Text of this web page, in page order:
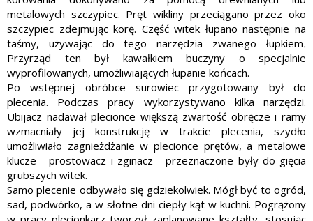
metalowych szczypiec. Pręt wikliny przeciągano przez oko
szczypiec zdejmując korę. Część witek łupano następnie na
taśmy, używając do tego narzędzia zwanego łupkiem.
Przyrząd ten był kawałkiem buczyny o specjalnie
wyprofilowanych, umożli­wiających łupanie końcach.
Po wstępnej obróbce surowiec przygoto­wany był do
plecenia. Podczas pracy wykorzy­stywano kilka narzędzi.
Ubijacz nadawał ple­cionce większą zwartość obręcze i ramy
wzmacniały jej konstrukcję w trakcie plecenia, szydło
umożliwiało zagnieżdżanie w plecionce prętów, a metalowe
klucze - prostowacz i zginacz - przeznaczone były do gięcia
grubszych witek.
Samo plecenie odbywało się gdziekolwiek. Mógł być to ogród,
sad, podwórko, a w słotne dni ciepły kąt w kuchni. Pogrążony